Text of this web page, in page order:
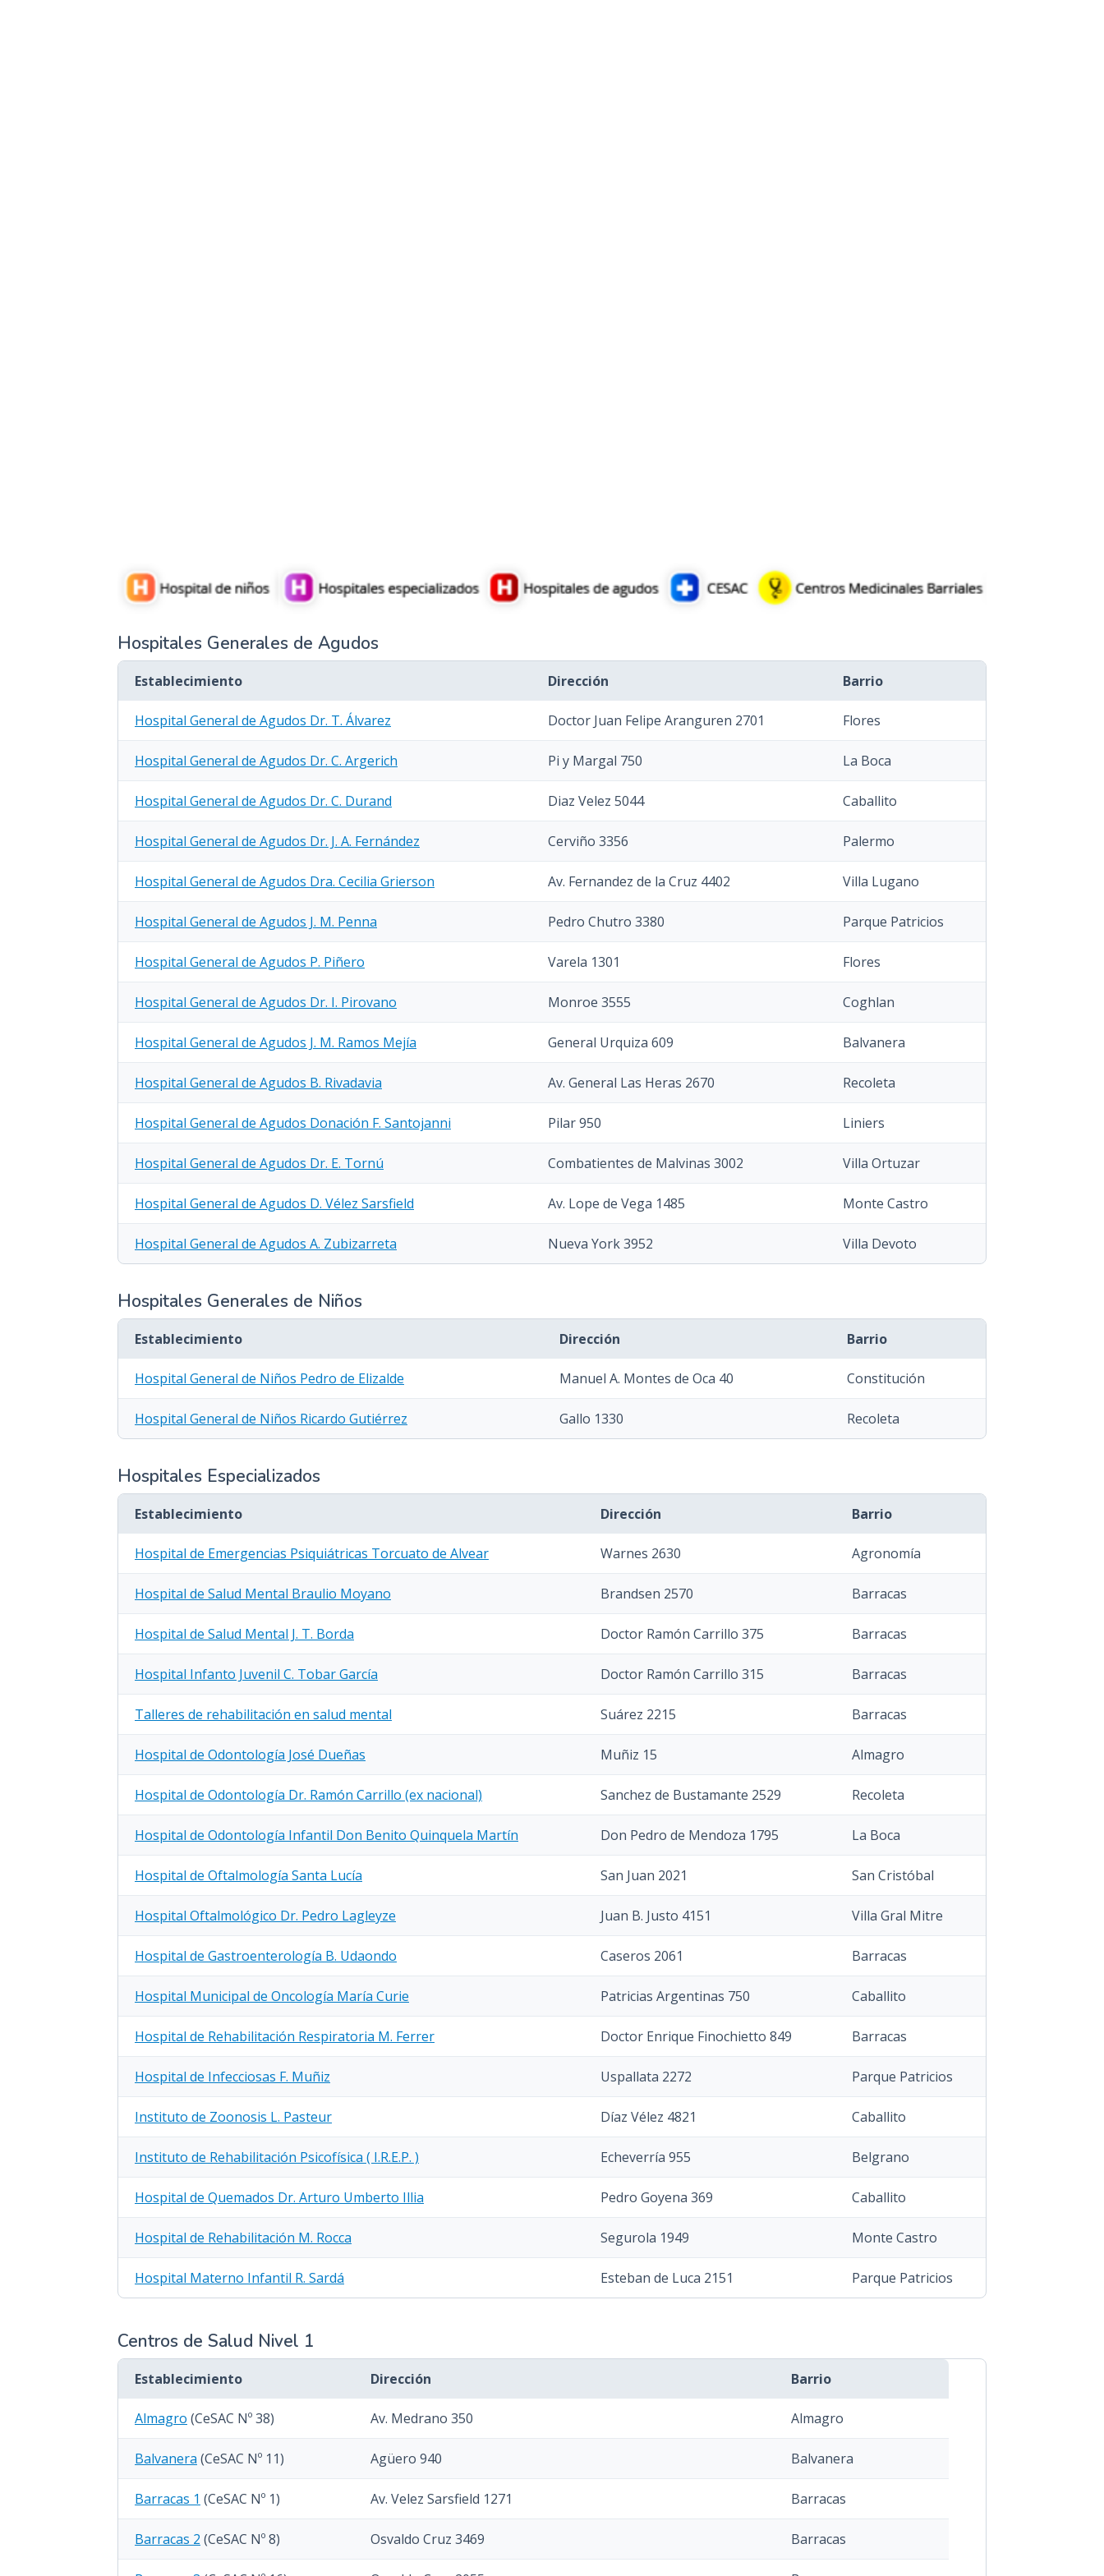
Hospitales Generales de Agudos
Establecimiento Dirección Barrio
Hospital General de Agudos Dr. T. Álvarez Doctor Juan Felipe Aranguren 2701 Flores
Hospital General de Agudos Dr. C. Argerich Pi y Margal 750 La Boca
Hospital General de Agudos Dr. C. Durand Diaz Velez 5044 Caballito
Hospital General de Agudos Dr. J. A. Fernández Cerviño 3356 Palermo
Hospital General de Agudos Dra. Cecilia Grierson Av. Fernandez de la Cruz 4402 Villa Lugano
Hospital General de Agudos J. M. Penna Pedro Chutro 3380 Parque Patricios
Hospital General de Agudos P. Piñero Varela 1301 Flores
Hospital General de Agudos Dr. I. Pirovano Monroe 3555 Coghlan
Hospital General de Agudos J. M. Ramos Mejía General Urquiza 609 Balvanera
Hospital General de Agudos B. Rivadavia Av. General Las Heras 2670 Recoleta
Hospital General de Agudos Donación F. Santojanni Pilar 950 Liniers
Hospital General de Agudos Dr. E. Tornú Combatientes de Malvinas 3002 Villa Ortuzar
Hospital General de Agudos D. Vélez Sarsfield Av. Lope de Vega 1485 Monte Castro
Hospital General de Agudos A. Zubizarreta Nueva York 3952 Villa Devoto
Hospitales Generales de Niños
Establecimiento Dirección Barrio
Hospital General de Niños Pedro de Elizalde Manuel A. Montes de Oca 40 Constitución
Hospital General de Niños Ricardo Gutiérrez Gallo 1330 Recoleta
Hospitales Especializados
Establecimiento Dirección Barrio
Hospital de Emergencias Psiquiátricas Torcuato de Alvear Warnes 2630 Agronomía
Hospital de Salud Mental Braulio Moyano Brandsen 2570 Barracas
Hospital de Salud Mental J. T. Borda Doctor Ramón Carrillo 375 Barracas
Hospital Infanto Juvenil C. Tobar García Doctor Ramón Carrillo 315 Barracas
Talleres de rehabilitación en salud mental Suárez 2215 Barracas
Hospital de Odontología José Dueñas Muñiz 15 Almagro
Hospital de Odontología Dr. Ramón Carrillo (ex nacional) Sanchez de Bustamante 2529 Recoleta
Hospital de Odontología Infantil Don Benito Quinquela Martín Don Pedro de Mendoza 1795 La Boca
Hospital de Oftalmología Santa Lucía San Juan 2021 San Cristóbal
Hospital Oftalmológico Dr. Pedro Lagleyze Juan B. Justo 4151 Villa Gral Mitre
Hospital de Gastroenterología B. Udaondo Caseros 2061 Barracas
Hospital Municipal de Oncología María Curie Patricias Argentinas 750 Caballito
Hospital de Rehabilitación Respiratoria M. Ferrer Doctor Enrique Finochietto 849 Barracas
Hospital de Infecciosas F. Muñiz Uspallata 2272 Parque Patricios
Instituto de Zoonosis L. Pasteur Díaz Vélez 4821 Caballito
Instituto de Rehabilitación Psicofísica ( I.R.E.P. ) Echeverría 955 Belgrano
Hospital de Quemados Dr. Arturo Umberto Illia Pedro Goyena 369 Caballito
Hospital de Rehabilitación M. Rocca Segurola 1949 Monte Castro
Hospital Materno Infantil R. Sardá Esteban de Luca 2151 Parque Patricios
Centros de Salud Nivel 1
Establecimiento Dirección Barrio
Almagro (CeSAC Nº 38) Av. Medrano 350 Almagro
Balvanera (CeSAC Nº 11) Agüero 940 Balvanera
Barracas 1 (CeSAC Nº 1) Av. Velez Sarsfield 1271 Barracas
Barracas 2 (CeSAC Nº 8) Osvaldo Cruz 3469 Barracas